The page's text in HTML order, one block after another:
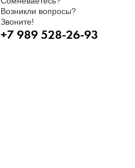
Возникли вопросы?
Звоните!
+7 989 528-26-93